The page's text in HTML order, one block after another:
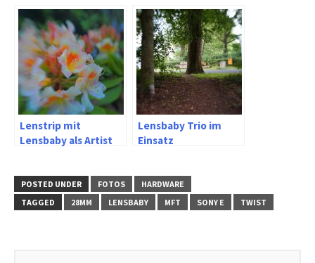
Fotografie
Lenstrip mit
Lensbaby als Artist
Lensbaby Trio im
Einsatz
POSTED UNDER FOTOS
HARDWARE
TAGGED
28MM LENSBABY MFT SONY E TWIST